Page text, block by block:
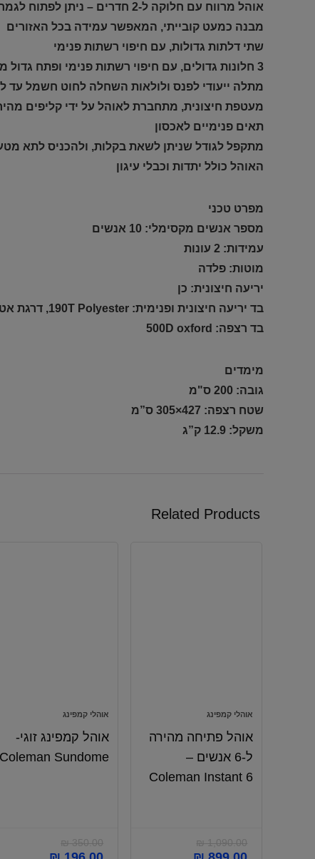
אוהל מרווח עם חלוקה ל-2 חדרים – ניתן לפתוח לגמרי, או חלקית את ההפרדה
מבנה כמעט קובייתי, המאפשר עמידה בכל האזורים
שתי דלתות גדולות, עם חיפוי רשתות פנימי
3 חלונות גדולים, עם חיפוי רשתות פנימי ופתח גדול מחופה רשת בגג האוהל
מתלה ייעודי לפנס ולולאות השחלה לחוט חשמל עד
מעטפת חיצונית, מתחברת לאוהל על ידי קליפים
תאים פנימיים לאכסון
מתקפל לגודל שניתן לשאת בקלות, ולהכניס לתא
האוהל כולל יתדות וכבלי עיגון
מפרט טכני
מספר אנשים מקסימלי: 10 אנשים
עמידות: 2 עונות
מוטות: פלדה
יריעה חיצונית: כן
בד יריעה חיצונית ופנימית: 190T Polyester, דרגת אטימות למים 1000 מ”מ
בד רצפה: 500D oxford
מימדים
גובה: 200 ס"מ
שטח רצפה: 427×305 ס”מ
משקל: 12.9 ק”ג
Related Products
אוהלי קמפינג
אוהל פתיחה מהירה
ל-6 אנשים –
Coleman Instant 6
₪1,090.00
אוהלי קמפינג
אוהל קמפינג זוגי-
Coleman Sundome
₪350.00